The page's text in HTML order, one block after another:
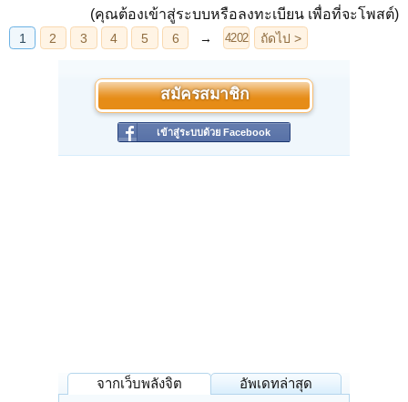
(คุณต้องเข้าสู่ระบบหรือลงทะเบียน เพื่อที่จะโพสต์)
สมัครสมาชิก
เข้าสู่ระบบด้วย Facebook
จากเว็บพลังจิต อัพเดทล่าสุด